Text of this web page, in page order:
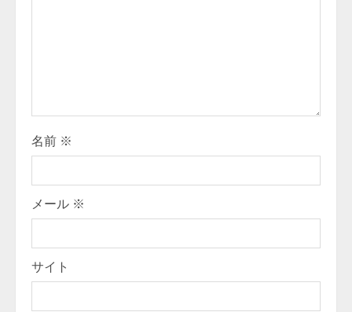
名前 ※
メール ※
サイト